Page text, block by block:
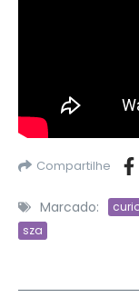
Compartilhe
Marcado:
sza